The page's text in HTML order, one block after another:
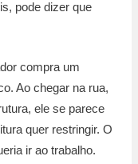
pode dizer que
compra um
Ao chegar na rua,
ele se parece
quer restringir. O
ir ao trabalho.